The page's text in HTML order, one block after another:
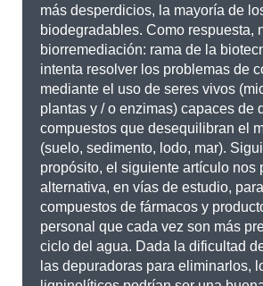
más desperdicios, la mayoría de
biodegradables. Como respuesta,
biorremediación: rama de la
intenta resolver los problemas de
mediante el uso de seres vivos
plantas y / o enzimas) capaces de
compuestos que desequilibran el
(suelo, sedimento, lodo, mar).
propósito, el siguiente artículo nos
alternativa, en vías de estudio,
compuestos de fármacos y
personal que cada vez son más
ciclo del agua. Dada la dificultad
las depuradoras para eliminarlos,